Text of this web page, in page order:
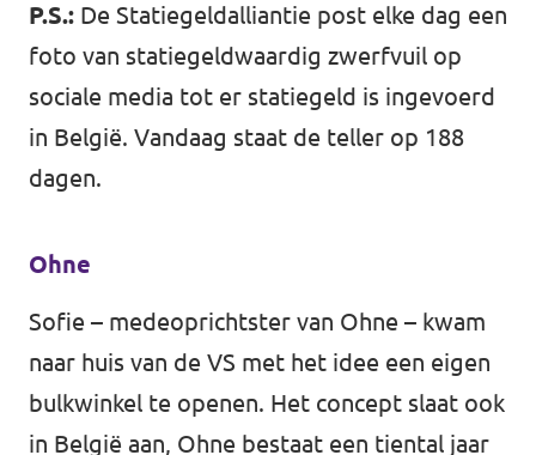
P.S.: De Statiegeldalliantie post elke dag een
foto van statiegeldwaardig zwerfvuil op
sociale media tot er statiegeld is ingevoerd
in België. Vandaag staat de teller op 188
dagen.
Ohne
Sofie – medeoprichtster van Ohne – kwam
naar huis van de VS met het idee een eigen
bulkwinkel te openen. Het concept slaat ook
in België aan, Ohne bestaat een tiental jaar